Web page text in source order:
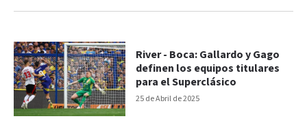
25 de Abril de 2025
River - Boca: Gallardo y Gago
definen los equipos titulares
para el Superclásico